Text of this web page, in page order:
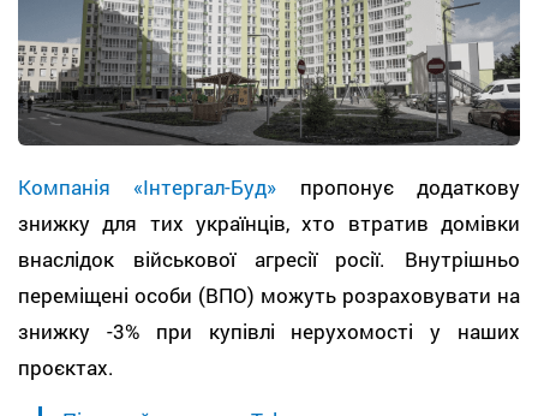
Компанія «Інтергал-Буд» пропонує додаткову
знижку для тих українців, хто втратив домівки
внаслідок військової агресії росії. Внутрішньо
переміщені особи (ВПО) можуть розраховувати на
знижку -3% при купівлі нерухомості у наших
проєктах.